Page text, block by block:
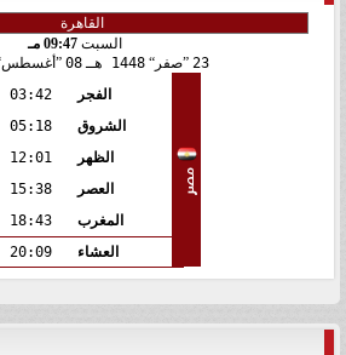
السبت 09:47 مـ
23 صفر 1448 هـ 08 أغسطس
مصر
الفجر
03:42
الشروق
05:18
الظهر
12:01
العصر
15:38
المغرب
18:43
العشاء
20:09